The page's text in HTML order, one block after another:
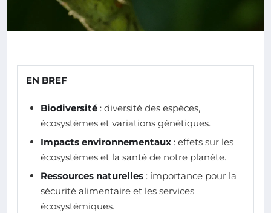
EN BREF
Biodiversité : diversité des espèces,
écosystèmes et variations génétiques.
Impacts environnementaux : effets sur les
écosystèmes et la santé de notre planète.
Ressources naturelles : importance pour la
sécurité alimentaire et les services
écosystémiques.